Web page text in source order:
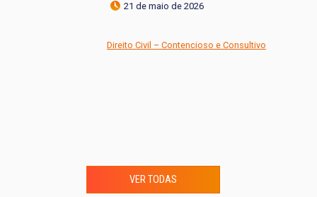
21 de maio de 2026
Direito Civil – Contencioso e Consultivo
VER TODAS